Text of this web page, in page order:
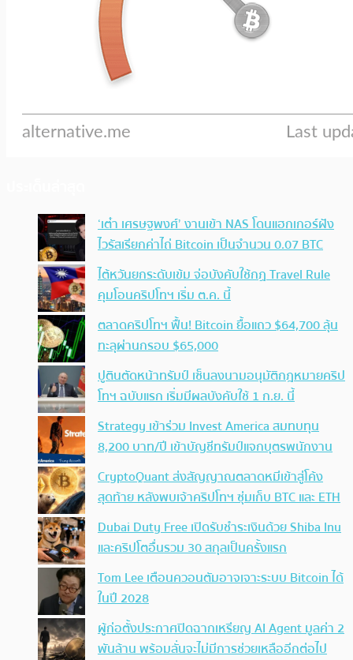
‘เต๋า เศรษฐพงศ์’ งานเข้า NAS โดนแฮกเกอร์ฝัง
ไวรัสเรียกค่าไถ่ Bitcoin เป็นจำนวน 0.07 BTC
ไต้หวันยกระดับเข้ม จ่อบังคับใช้กฏ Travel Rule
คุมโอนคริปโทฯ เริ่ม ต.ค. นี้
ตลาดคริปโทฯ ฟื้น! Bitcoin ยื้อแถว $64,700 ลุ้น
ทะลุผ่านกรอบ $65,000
ปูตินตัดหน้าทรัมป์ เซ็นลงนามอนุมัติกฎหมายคริป
โทฯ ฉบับแรก เริ่มมีผลบังคับใช้ 1 ก.ย. นี้
Strategy เข้าร่วม Invest America สมทบทุน
8,200 บาท/ปี เข้าบัญชีทรัมป์แจกบุตรพนักงาน
CryptoQuant ส่งสัญญาณตลาดหมีเข้าสู่โค้ง
สุดท้าย หลังพบเจ้าคริปโทฯ ซุ่มเก็บ BTC และ ETH
Dubai Duty Free เปิดรับชำระเงินด้วย Shiba Inu
และคริปโตอื่นรวม 30 สกุลเป็นครั้งแรก
Tom Lee เตือนควอนตัมอาจเจาะระบบ Bitcoin ได้
ในปี 2028
ผู้ก่อตั้งประกาศปิดฉากเหรียญ AI Agent มูลค่า 2
พันล้าน พร้อมลั่นจะไม่มีการช่วยเหลืออีกต่อไป